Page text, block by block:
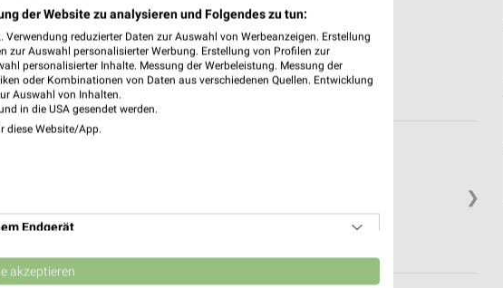
❯
der Website zu analysieren und Folgendes zu tun:
reduzierter Daten zur Auswahl von Werbeanzeigen. Erstellung
zur Auswahl personalisierter Werbung. Erstellung von Profilen zur
personalisierter Inhalte. Messung der Werbeleistung. Messung der
oder Kombinationen von Daten aus verschiedenen Quellen. Entwicklung
Auswahl von Inhalten.
in die USA gesendet werden.
diese Website/App.
Endgerät
akzeptieren